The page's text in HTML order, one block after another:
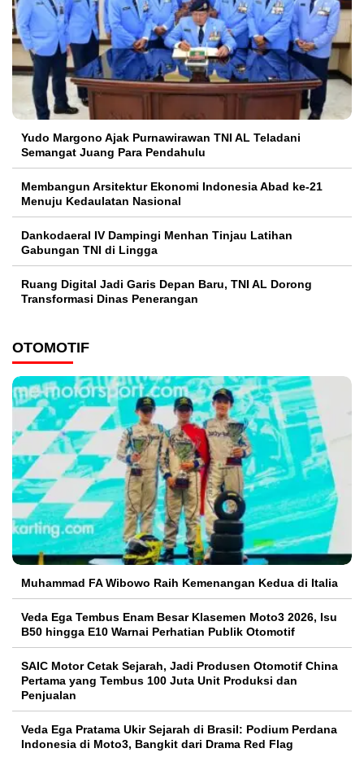
Yudo Margono Ajak Purnawirawan TNI AL Teladani
Semangat Juang Para Pendahulu
Membangun Arsitektur Ekonomi Indonesia Abad ke-21
Menuju Kedaulatan Nasional
Dankodaeral IV Dampingi Menhan Tinjau Latihan
Gabungan TNI di Lingga
Ruang Digital Jadi Garis Depan Baru, TNI AL Dorong
Transformasi Dinas Penerangan
OTOMOTIF
Muhammad FA Wibowo Raih Kemenangan Kedua di Italia
Veda Ega Tembus Enam Besar Klasemen Moto3 2026, Isu
B50 hingga E10 Warnai Perhatian Publik Otomotif
SAIC Motor Cetak Sejarah, Jadi Produsen Otomotif China
Pertama yang Tembus 100 Juta Unit Produksi dan
Penjualan
Veda Ega Pratama Ukir Sejarah di Brasil: Podium Perdana
Indonesia di Moto3, Bangkit dari Drama Red Flag